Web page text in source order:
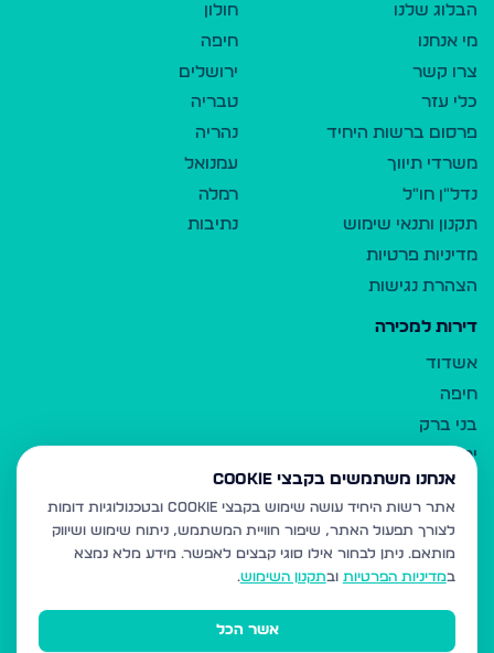
הבלוג שלנו
מי אנחנו
צרו קשר
כלי עזר
פרסום ברשות היחיד
משרדי תיווך
נדל"ן חו"ל
תקנון ותנאי שימוש
מדיניות פרטיות
הצהרת נגישות
חולון
חיפה
ירושלים
טבריה
נהריה
עמנואל
רמלה
נתיבות
דירות למכירה
אשדוד
חיפה
בני ברק
ירושלים
אלעד
גבעת זאב
בית שמש
רכסים
מודיעין עילית
אנחנו משתמשים בקבצי Cookie
אתר רשות היחיד עושה שימוש בקבצי Cookie ובטכנולוגיות דומות
לצורך תפעול האתר, שיפור חוויית המשתמש, ניתוח שימוש ושיווק
מותאם. ניתן לבחור אילו סוגי קבצים לאפשר. מידע מלא נמצא
במדיניות הפרטיות ובתקנון השימוש.
אשר הכל